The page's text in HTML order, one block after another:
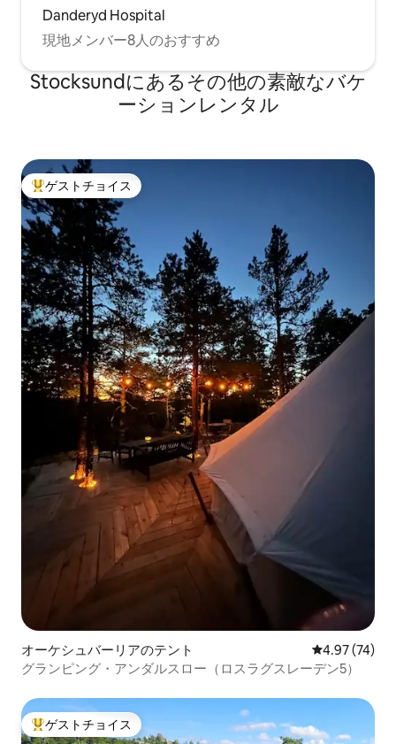
Danderyd Hospital
現地メンバー8人のおすすめ
Stocksundにあるその他の素敵なバケ
ーションレンタル
大好評のゲストチョイスです。
ゲストチョイス
オーケシュバーリアのテント レビュー74
4.97 (74)
グランピング・アンダルスロー（ロスラグスレーデン5）
大好評のゲストチョイスです。
ゲストチョイス